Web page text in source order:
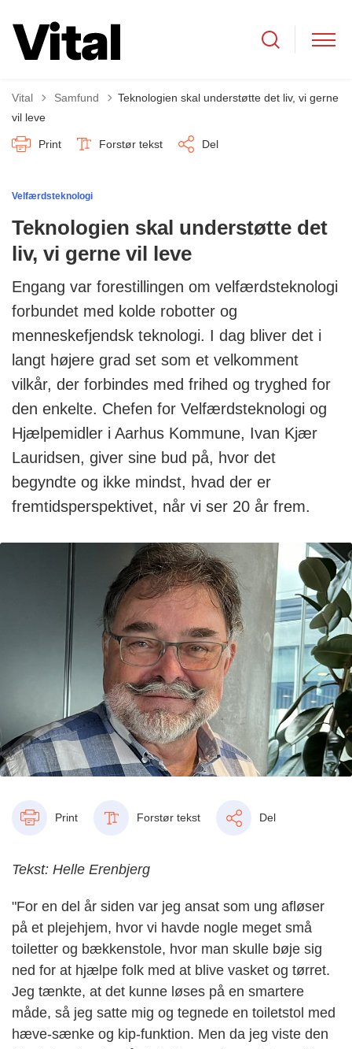
Vital Tilbage til
Samfund
Teknologien skal understøtte det liv, vi gerne
vil leve
Print Forstør tekst Del
Velfærdsteknologi
Teknologien skal understøtte det
liv, vi gerne vil leve
Engang var forestillingen om velfærdsteknologi
forbundet med kolde robotter og
menneskefjendsk teknologi. I dag bliver det i
langt højere grad set som et velkomment
vilkår, der forbindes med frihed og tryghed for
den enkelte. Chefen for Velfærdsteknologi og
Hjælpemidler i Aarhus Kommune, Ivan Kjær
Lauridsen, giver sine bud på, hvor det
begyndte og ikke mindst, hvad der er
fremtidsperspektivet, når vi ser 20 år frem.
Print Forstør tekst Del
Tekst: Helle Erenbjerg
"For en del år siden var jeg ansat som ung afløser
på et plejehjem, hvor vi havde nogle meget små
toiletter og bækkenstole, hvor man skulle bøje sig
ned for at hjælpe folk med at blive vasket og tørret.
Jeg tænkte, at det kunne løses på en smartere
måde, så jeg satte mig og tegnede en toiletstol med
hæve-sænke og kip-funktion. Men da jeg viste den